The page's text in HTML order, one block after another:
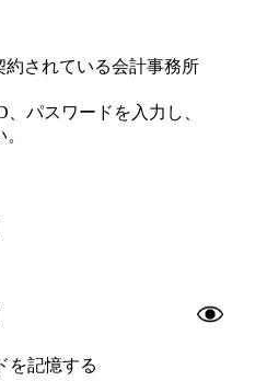
されている会計事務所
パスワードを入力し、
を記憶する